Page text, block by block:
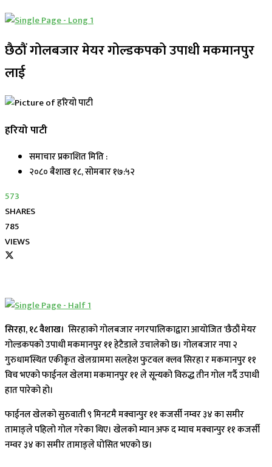
छैठौं गोलबजार मेयर गोल्डकपको उपाधी मकमानपुर
लाई
हरियो पाटी
समाचार प्रकाशित मिति :
२०८० बैशाख १८, सोमबार १७:५२
573
SHARES
785
VIEWS
सिरहा, १८ वैशाख। सिरहाको गोलबजार नगरपालिकाद्वारा आयोजित ‘छैठौं मेयर
गोल्डकपको उपाधी मकमानपुर ११ हेटैडाले उचालेको छ। गोलबजार नपा २
गुरुधामस्थित एकीकृत खेलग्राममा सलहेश फुटवल क्लव सिरहा र मकमानपुर ११
विच भएको फाईनल खेलमा मकमानपुर ११ ले सून्यको विरुद्ध तीन गोल गर्दै उपाधी
हात पारेको हो।
फाईनल खेलको सुरुवाती ९ मिनटमै मक्वान्पुर ११ कजर्सी नम्वर ३४ का समीर
तामाङ्ले पहिलो गोल गरेका थिए। खेलको म्यान अफ द म्याच मक्वान्पुर ११ कजर्सी
नम्वर ३४ का समीर तामाङ्ले घोसित भएको छ।